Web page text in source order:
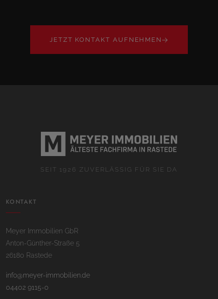
JETZT KONTAKT AUFNEHMEN
SEIT 1926 ZUVERLÄSSIG FÜR SIE DA
KONTAKT
Meyer Immobilien GbR
Anton-Günther-Straße 5
26180 Rastede
info@meyer-immobilien.de
04402 9115-0